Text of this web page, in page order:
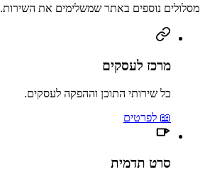
מסלולים נוספים באתר שמשלימים את השירות.
מרכז לעסקים
כל שירותי התוכן וההפקה לעסקים.
📖 לפרטים
סרט תדמית